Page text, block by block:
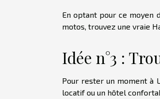
En optant pour ce moyen
motos, trouvez une vraie
Idée n°3 :
Pour rester un moment à
locatif ou un hôtel